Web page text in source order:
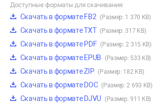
Доступные форматы для скачивания:
Скачать в формате FB2 (Размер: 1 370 KB)
Скачать в формате TXT (Размер: 317 KB)
Скачать в формате PDF (Размер: 2 315 KB)
Скачать в формате EPUB (Размер: 533 KB)
Скачать в формате ZIP (Размер: 182 KB)
Скачать в формате DOC (Размер: 2 693 KB)
Скачать в формате DJVU (Размер: 911 KB)